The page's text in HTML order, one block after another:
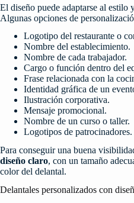
El diseño puede adaptarse al estilo
Algunas opciones de
Logotipo del restaurante o
Nombre del establecimiento.
Nombre de cada trabajador.
Cargo o función dentro del
Frase relacionada con la
Identidad gráfica de un
Ilustración corporativa.
Mensaje promocional.
Nombre de un curso o taller.
Logotipos de patrocinadores.
Para conseguir una buena
diseño claro, con un tamaño
color del delantal.
Delantales personalizados con